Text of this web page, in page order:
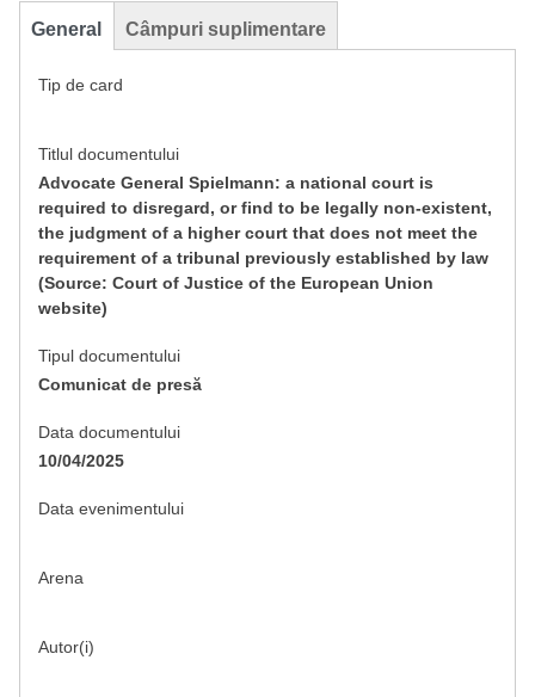
General Câmpuri suplimentare
Tip de card
Titlul documentului
Advocate General Spielmann: a national court is
required to disregard, or find to be legally non-existent,
the judgment of a higher court that does not meet the
requirement of a tribunal previously established by law
(Source: Court of Justice of the European Union
website)
Tipul documentului
Comunicat de presă
Data documentului
10/04/2025
Data evenimentului
Arena
Autor(i)